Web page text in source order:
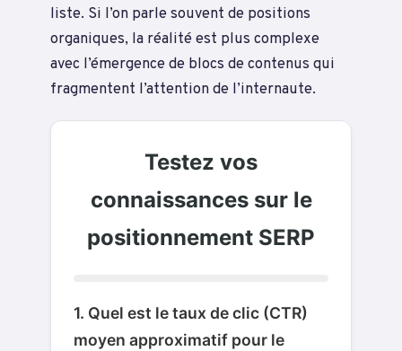
liste. Si l’on parle souvent de positions
organiques, la réalité est plus complexe
avec l’émergence de blocs de contenus qui
fragmentent l’attention de l’internaute.
Testez vos
connaissances sur le
positionnement SERP
1. Quel est le taux de clic (CTR)
moyen approximatif pour le